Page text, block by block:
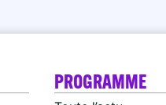
PROGRAMME